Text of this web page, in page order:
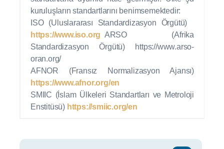
kuruluşların standartlarını benimsemektedir:
ISO (Uluslararası Standardizasyon Örgütü)
https://www.iso.org ARSO (Afrika
Standardizasyon Örgütü) https://www.arso-
oran.org/
AFNOR (Fransız Normalizasyon Ajansı)
https://www.afnor.org/en
SMIIC (İslam Ülkeleri Standartları ve Metroloji
Enstitüsü) https://smiic.org/en